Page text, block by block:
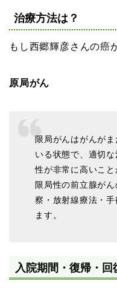
治療方法は？
もし西郷輝彦さんの癌
原局がん
限局がんはがんが
いる状態で、適切
性が非常に高いこと
限局性の前立腺が
察・放射線療法・
ます。
入院期間・復帰・回